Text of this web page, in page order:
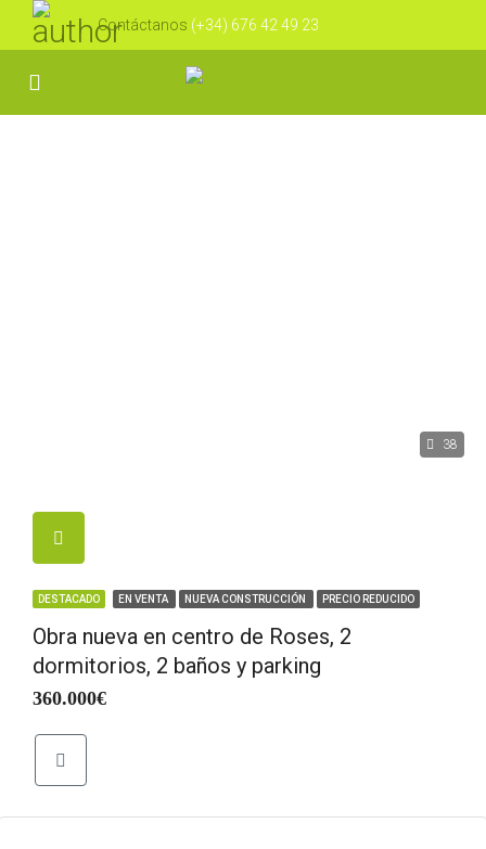
Contáctanos (+34) 676 42 49 23
38
DESTACADO EN VENTA NUEVA CONSTRUCCIÓN PRECIO REDUCIDO
Obra nueva en centro de Roses, 2
dormitorios, 2 baños y parking
360.000€